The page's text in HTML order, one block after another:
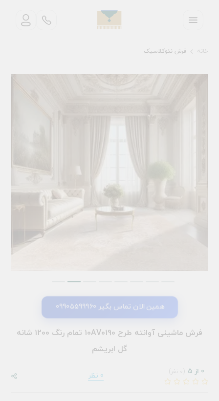
خانه فرش نئوکلاسیک
همین الان تماس بگیر 09905599960
فرش ماشینی آوانته طرح 10AV0190 تمام رنگ 1200 شانه
گل ابریشم
0 از 5 0 نظر